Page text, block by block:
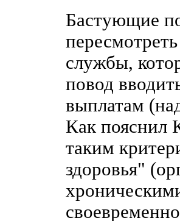
Бастующие
службы,
повод
выплатам
Как пояснил
таким
здоровья"